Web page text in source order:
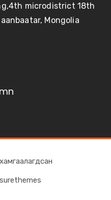
microdistrict 18th
Mongolia